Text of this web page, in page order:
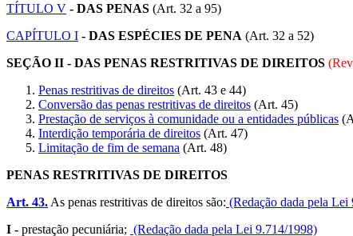
TÍTULO V - DAS PENAS (Art. 32 a 95)
CAPÍTULO I - DAS ESPÉCIES DE PENA (Art. 32 a 52)
SEÇÃO II - DAS PENAS RESTRITIVAS DE DIREITOS
Penas restritivas de direitos (Art. 43 e 44)
Conversão das penas restritivas de direitos (Art. 45)
Prestação de serviços à comunidade ou a entidades públicas
Interdição temporária de direitos (Art. 47)
Limitação de fim de semana (Art. 48)
PENAS RESTRITIVAS DE DIREITOS
Art. 43. As penas restritivas de direitos são: (Redação dada pela Lei
I - prestação pecuniária; (Redação dada pela Lei 9.714/1998)